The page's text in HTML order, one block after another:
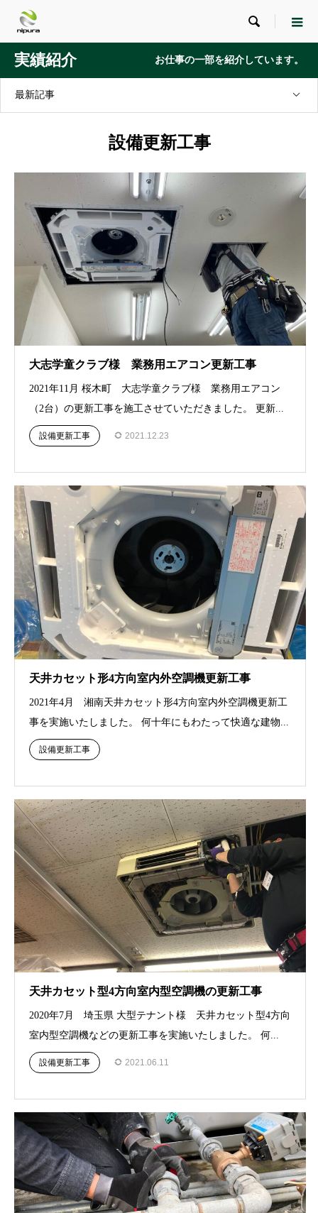

実績紹介 お仕事の一部を紹介しています。
最新記事
設備更新工事
大志学童クラブ様 業務用エアコン更新工事
2021年11月 桜木町 大志学童クラブ様 業務用エアコン
（2台）の更新工事を施工させていただきました。 更新...
設備更新工事 2021.12.23
天井カセット形4方向室内外空調機更新工事
2021年4月 湘南天井カセット形4方向室内外空調機更新工
事を実施いたしました。 何十年にもわたって快適な建物...
設備更新工事
天井カセット型4方向室内型空調機の更新工事
2020年7月 埼玉県 大型テナント様 天井カセット型4方向
室内型空調機などの更新工事を実施いたしました。 何...
設備更新工事 2021.06.11